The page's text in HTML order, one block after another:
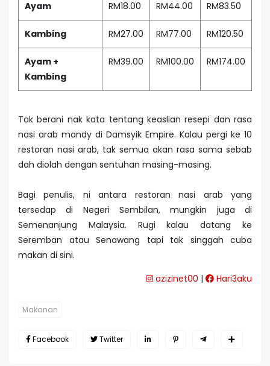
Ayam RM18.00 RM44.00 RM83.50
Kambing RM27.00 RM77.00 RM120.50
Ayam +
Kambing
RM39.00 RM100.00 RM174.00
Tak berani nak kata tentang keaslian resepi dan rasa
nasi arab mandy di Damsyik Empire. Kalau pergi ke 10
restoran nasi arab, tak semua akan rasa sama sebab
dah diolah dengan sentuhan masing-masing.
Bagi penulis, ni antara restoran nasi arab yang
tersedap di Negeri Sembilan, mungkin juga di
Semenanjung Malaysia. Rugi kalau datang ke
Seremban atau Senawang tapi tak singgah cuba
makan di sini.
azizinet00 | Hari3aku
Makanan
Facebook Twitter